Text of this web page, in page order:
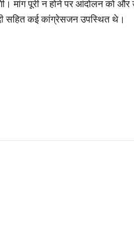
मांग पूरी न होने पर आंदोलन को
सहित कई कांग्रेसजन उपस्थित थे।